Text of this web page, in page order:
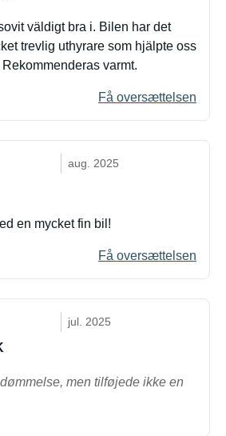
väldigt bra i. Bilen har det
trevlig uthyrare som hjälpte oss
varmt.
Få oversættelsen
aug. 2025
en mycket fin bil!
Få oversættelsen
jul. 2025
men tilføjede ikke en